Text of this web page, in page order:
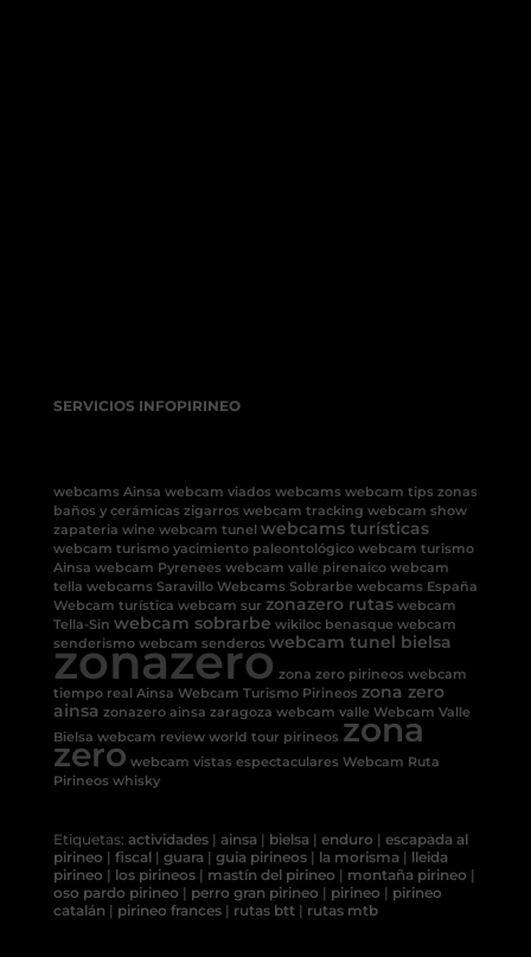
SERVICIOS INFOPIRINEO
webcams Ainsa webcam viados webcams webcam tips zonas
baños y cerámicas zigarros webcam tracking webcam show
zapateria wine webcam tunel webcams turísticas
webcam turismo yacimiento paleontológico webcam turismo
Ainsa webcam Pyrenees webcam valle pirenaico webcam
tella webcams Saravillo Webcams Sobrarbe webcams España
Webcam turística webcam sur zonazero rutas webcam
Tella-Sin webcam sobrarbe wikiloc benasque webcam
senderismo webcam senderos webcam tunel bielsa
zonazero zona zero pirineos webcam
tiempo real Ainsa Webcam Turismo Pirineos zona zero
ainsa zonazero ainsa zaragoza webcam valle Webcam Valle
Bielsa webcam review world tour pirineos zona
zero webcam vistas espectaculares Webcam Ruta
Pirineos whisky
Etiquetas: actividades| ainsa| bielsa| enduro | escapada al
pirineo | fiscal| guara| guia pirineos| la morisma| lleida
pirineo | los pirineos| mastín del pirineo | montaña pirineo |
oso pardo pirineo | perro gran pirineo | pirineo | pirineo
catalán | pirineo frances| rutas btt| rutas mtb